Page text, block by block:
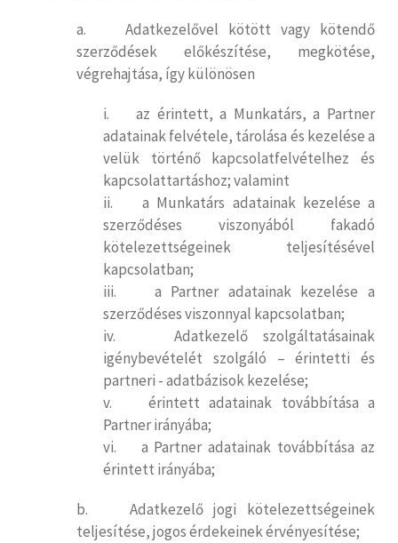
a. Adatkezelővel kötött vagy kötendő
szerződések előkészítése, megkötése,
végrehajtása, így különösen
i. az érintett, a Munkatárs, a Partner
adatainak felvétele, tárolása és kezelése a
velük történő kapcsolatfelvételhez és
kapcsolattartáshoz; valamint
ii. a Munkatárs adatainak kezelése a
szerződéses viszonyából fakadó
kötelezettségeinek teljesítésével
kapcsolatban;
iii. a Partner adatainak kezelése a
szerződéses viszonnyal kapcsolatban;
iv. Adatkezelő szolgáltatásainak
igénybevételét szolgáló – érintetti és
partneri - adatbázisok kezelése;
v. érintett adatainak továbbítása a
Partner irányába;
vi. a Partner adatainak továbbítása az
érintett irányába;
b. Adatkezelő jogi kötelezettségeinek
teljesítése, jogos érdekeinek érvényesítése;